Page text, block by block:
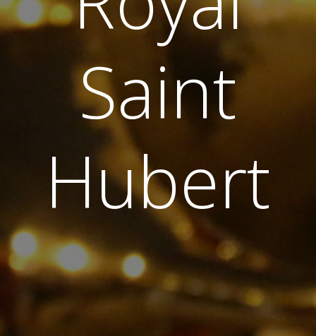
Saint
Hubert